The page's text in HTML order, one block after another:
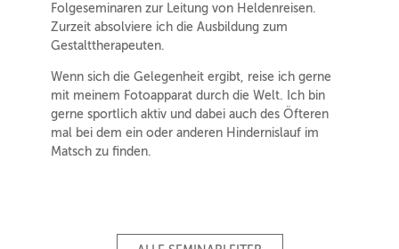
Folgeseminaren zur Leitung von Heldenreisen.
Zurzeit absolviere ich die Ausbildung zum
Gestalttherapeuten.
Wenn sich die Gelegenheit ergibt, reise ich gerne
mit meinem Fotoapparat durch die Welt. Ich bin
gerne sportlich aktiv und dabei auch des Öfteren
mal bei dem ein oder anderen Hindernislauf im
Matsch zu finden.